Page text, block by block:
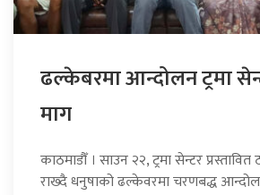
ढल्केबरमा आन्दोलन ट्रमा
माग
काठमाडौँ । साउन २२, ट्रमा सेन्टर प्रस्तावित
राख्दै धनुषाको ढल्केवरमा चरणबद्ध